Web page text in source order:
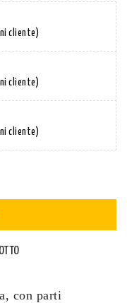
cliente)
cliente)
cliente)
con parti